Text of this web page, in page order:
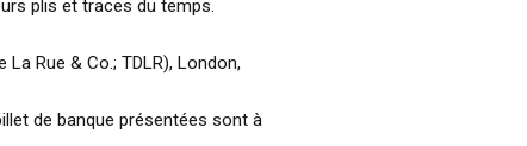
plis et traces du temps.
Rue & Co.; TDLR), London,
de banque présentées sont à